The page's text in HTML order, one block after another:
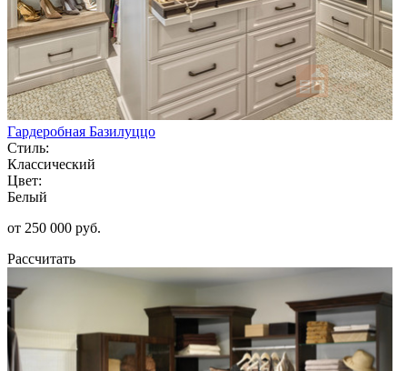
Гардеробная Базилуццо
Стиль:
Классический
Цвет:
Белый
от 250 000 руб.
Рассчитать